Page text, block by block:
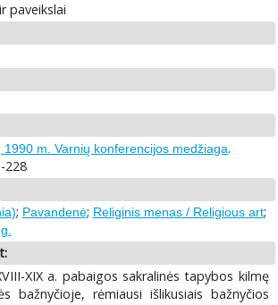
paveikslai
m. Varnių konferencijos medžiaga.
228
; Pavandenė; Religinis menas / Religious art;
XIX a. pabaigos sakralinės tapybos kilmę
bažnyčioje, rėmiausi išlikusiais bažnyčios